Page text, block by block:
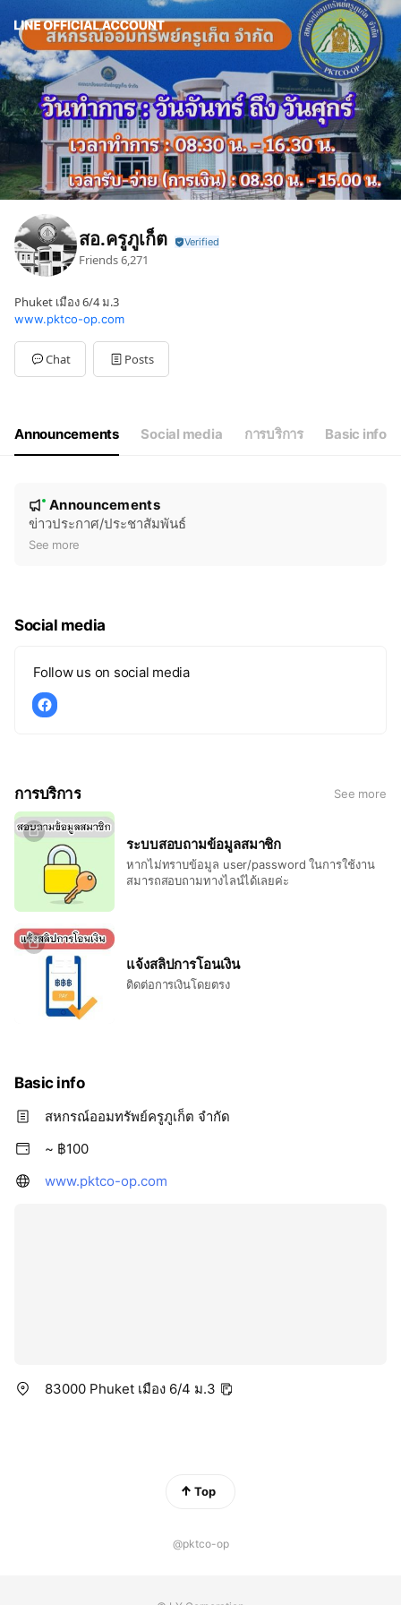
สอ.ครูภูเก็ต
Friends6,271
Phuket เมือง 6/4 ม.3
www.pktco-op.com
Chat Posts
Announcements Social media การบริการ Basic info
e
New
Announcements
ข่าวประกาศ/ประชาสัมพันธ์
See more
Social media
Follow us on social media
การบริการ See more
ระบบสอบถามข้อมูลสมาชิก
หากไม่ทราบข้อมูล user/password ในการใช้งาน
สมารถสอบถามทางไลน์ได้เลยค่ะ
แจ้งสลิปการโอนเงิน
ติดต่อการเงินโดยตรง
Basic info
สหกรณ์ออมทรัพย์ครูภูเก็ต จำกัด
~ ฿100
www.pktco-op.com
83000 Phuket เมือง 6/4 ม.3
Top
@pktco-op